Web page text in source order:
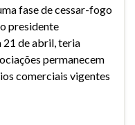
fase de cessar-fogo
presidente
21 de abril, teria
permanecem
comerciais vigentes